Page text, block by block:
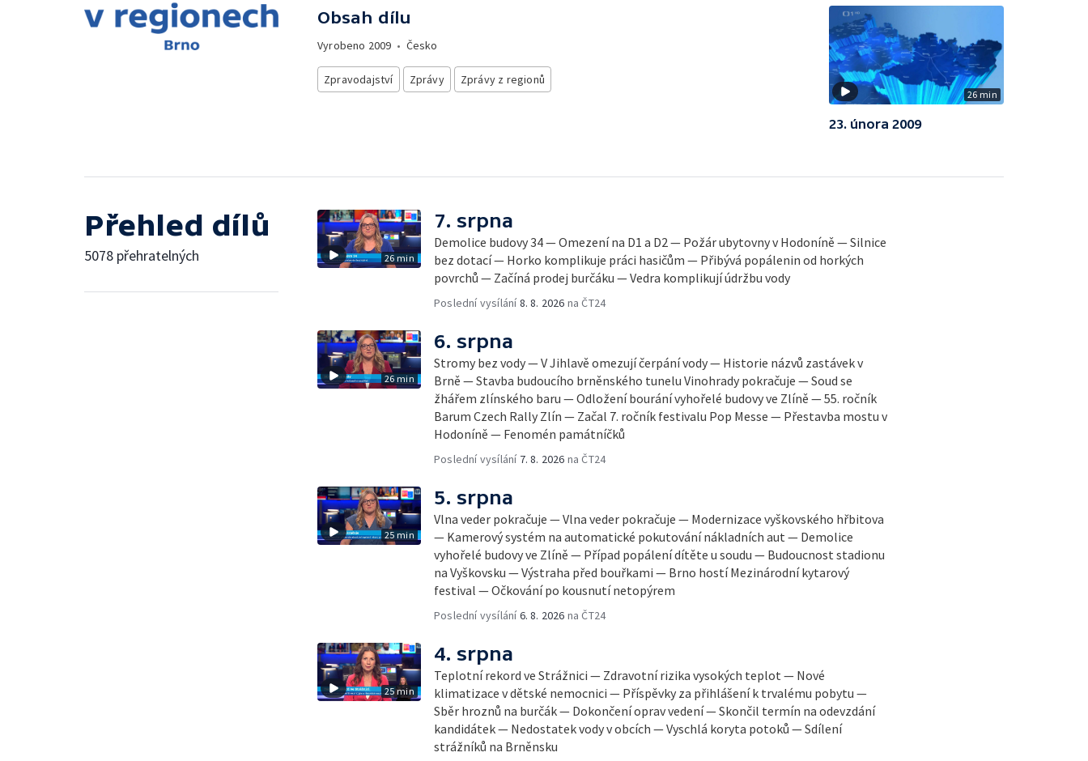
Obsah dílu
Vyrobeno 2009 • Česko
Zpravodajství Zprávy Zprávy z regionů
26 min
23. února 2009
Přehled dílů
5078 přehratelných 26 min
7. srpna
Demolice budovy 34 — Omezení na D1 a D2 — Požár ubytovny v Hodoníně — Silnice
bez dotací — Horko komplikuje práci hasičům — Přibývá popálenin od horkých
povrchů — Začíná prodej burčáku — Vedra komplikují údržbu vody
Poslední vysílání8. 8. 2026 na ČT24
26 min
6. srpna
Stromy bez vody — V Jihlavě omezují čerpání vody — Historie názvů zastávek v
Brně — Stavba budoucího brněnského tunelu Vinohrady pokračuje — Soud se
žhářem zlínského baru — Odložení bourání vyhořelé budovy ve Zlíně — 55. ročník
Barum Czech Rally Zlín — Začal 7. ročník festivalu Pop Messe — Přestavba mostu v
Hodoníně — Fenomén památníčků
Poslední vysílání 7. 8. 2026 na ČT24
25 min
5. srpna
Vlna veder pokračuje — Vlna veder pokračuje — Modernizace vyškovského hřbitova
— Kamerový systém na automatické pokutování nákladních aut — Demolice
vyhořelé budovy ve Zlíně — Případ popálení dítěte u soudu — Budoucnost stadionu
na Vyškovsku — Výstraha před bouřkami — Brno hostí Mezinárodní kytarový
festival — Očkování po kousnutí netopýrem
Poslední vysílání6. 8. 2026 na ČT24
25 min
4. srpna
Teplotní rekord ve Strážnici — Zdravotní rizika vysokých teplot — Nové
klimatizace v dětské nemocnici — Příspěvky za přihlášení k trvalému pobytu —
Sběr hroznů na burčák — Dokončení oprav vedení — Skončil termín na odevzdání
kandidátek — Nedostatek vody v obcích — Vyschlá koryta potoků — Sdílení
strážníků na Brněnsku